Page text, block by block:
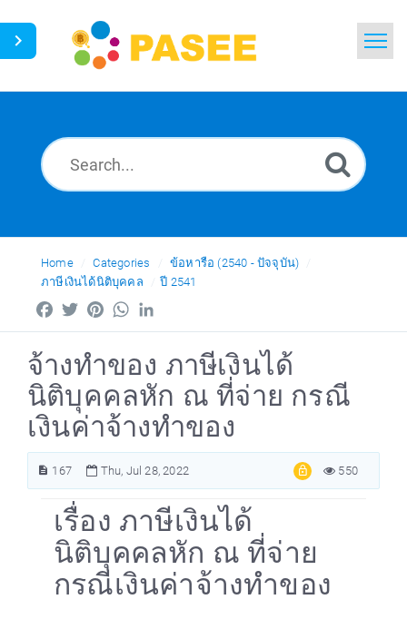
News
Ask a Question
Home Categories
ข้อหารือ (2540 - ปัจจุบัน)
ภาษีเงินได้นิติบุคคล
ปี 2541
FacebookTwitterPinterestWhatsApp
จ้างทำของ ภาษีเงินได้
นิติบุคคลหัก ณ ที่จ่าย กรณี
เงินค่าจ้างทำของ
167 Thu, Jul 28, 2022 550
เรื่อง ภาษีเงินได้
นิติบุคคลหัก ณ ที่จ่าย
กรณีเงินค่าจ้างทำของ